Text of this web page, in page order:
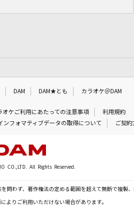
DAM DAM★とも カラオケ＠DAM
オケご利用にあたっての注意事項
利用規約
ンフォマティブデータの取得について ご契約
CO.,LTD. All Rights Reserved.
問わず、著作権法の定める範囲を超えて無断で複製
よりご利用いただけない場合があります。